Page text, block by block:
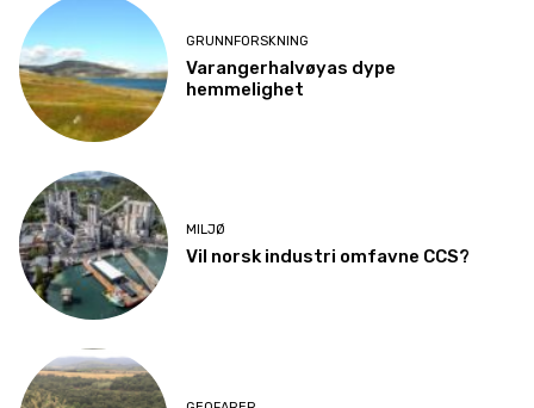
GRUNNFORSKNING
Varangerhalvøyas dype
hemmelighet
MILJØ
Vil norsk industri omfavne CCS?